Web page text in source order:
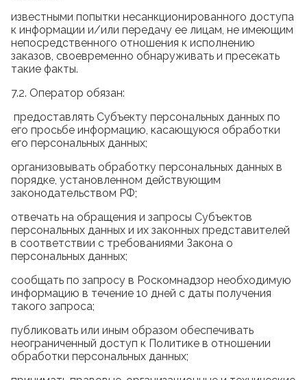
известными попытки несанкционированного доступа
к информации и/или передачу ее лицам, не имеющим
непосредственного отношения к исполнению
заказов, своевременно обнаруживать и пресекать
такие факты.
7.2. Оператор обязан:
предоставлять Субъекту персональных данных по
его просьбе информацию, касающуюся обработки
его персональных данных;
организовывать обработку персональных данных в
порядке, установленном действующим
законодательством РФ;
отвечать на обращения и запросы Субъектов
персональных данных и их законных представителей
в соответствии с требованиями Закона о
персональных данных;
сообщать по запросу в Роскомнадзор необходимую
информацию в течение 10 дней с даты получения
такого запроса;
публиковать или иным образом обеспечивать
неограниченный доступ к Политике в отношении
обработки персональных данных;